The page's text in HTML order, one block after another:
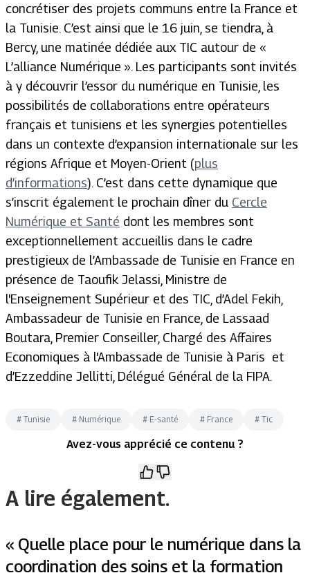
concrétiser des projets communs entre la France et
la Tunisie. C’est ainsi que le 16 juin, se tiendra, à
Bercy, une matinée dédiée aux TIC autour de «
L’alliance Numérique ». Les participants sont invités
à y découvrir l’essor du numérique en Tunisie, les
possibilités de collaborations entre opérateurs
français et tunisiens et les synergies potentielles
dans un contexte d’expansion internationale sur les
régions Afrique et Moyen-Orient (plus
d’informations). C’est dans cette dynamique que
s’inscrit également le prochain dîner du Cercle
Numérique et Santé dont les membres sont
exceptionnellement accueillis dans le cadre
prestigieux de l’Ambassade de Tunisie en France en
présence de Taoufik Jelassi, Ministre de
l'Enseignement Supérieur et des TIC, d’Adel Fekih,
Ambassadeur de Tunisie en France, de Lassaad
Boutara, Premier Conseiller, Chargé des Affaires
Economiques à l'Ambassade de Tunisie à Paris et
d’Ezzeddine Jellitti, Délégué Général de la FIPA.
# Tunisie # Numérique # E-santé # France # Tic
Avez-vous apprécié ce contenu ?
A lire également.
« Quelle place pour le numérique dans la
coordination des soins et la formation